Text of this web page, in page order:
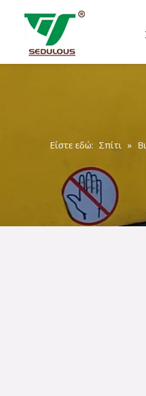
Είστε εδώ: Σπίτι »